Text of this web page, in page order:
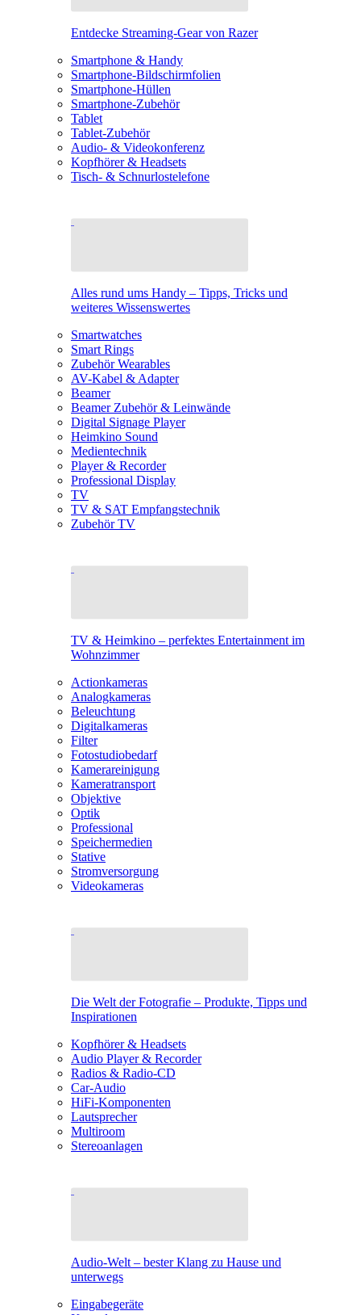
Entdecke Streaming-Gear von Razer
Smartphone & Handy
Smartphone-Bildschirmfolien
Smartphone-Hüllen
Smartphone-Zubehör
Tablet
Tablet-Zubehör
Audio- & Videokonferenz
Kopfhörer & Headsets
Tisch- & Schnurlostelefone
Alles rund ums Handy – Tipps, Tricks und
weiteres Wissenswertes
Smartwatches
Smart Rings
Zubehör Wearables
AV-Kabel & Adapter
Beamer
Beamer Zubehör & Leinwände
Digital Signage Player
Heimkino Sound
Medientechnik
Player & Recorder
Professional Display
TV
TV & SAT Empfangstechnik
Zubehör TV
TV & Heimkino – perfektes Entertainment im
Wohnzimmer
Actionkameras
Analogkameras
Beleuchtung
Digitalkameras
Filter
Fotostudiobedarf
Kamerareinigung
Kameratransport
Objektive
Optik
Professional
Speichermedien
Stative
Stromversorgung
Videokameras
Die Welt der Fotografie – Produkte, Tipps und
Inspirationen
Kopfhörer & Headsets
Audio Player & Recorder
Radios & Radio-CD
Car-Audio
HiFi-Komponenten
Lautsprecher
Multiroom
Stereoanlagen
Audio-Welt – bester Klang zu Hause und
unterwegs
Eingabegeräte